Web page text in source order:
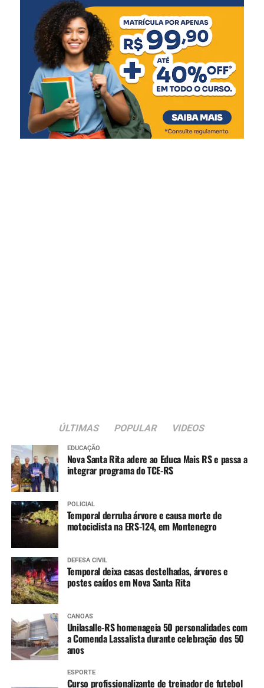
Em relação à construção do dique no bairro São Luiz,
Hampel destaca que será um projeto completamente
novo, e, portanto, estão feitos estudos e discussões em
nível de bacia hidrográfica. “Estamos falando de forma
honesta. Se eu fizer um dique ali, eu alago os demais
municípios. Ou seja, Canoas não decide sozinha sobre a
construção dele. Mas vamos brigar para que seja feito”.
Casas de bombas
Sobre as casas de bombas, o secretário de Obras disse que
temos a parte de engenharia muito bem feita e temos
todas as condições de receber estes recursos”.
ÚLTIMAS POPULAR VIDEOS
EDUCAÇÃO
Nova Santa Rita adere ao Educa Mais RS e passa a
integrar programa do TCE-RS
POLICIAL
Temporal derruba árvore e causa morte de
motociclista na ERS-124, em Montenegro
DEFESA CIVIL
Temporal deixa casas destelhadas, árvores e
postes caídos em Nova Santa Rita
CANOAS
Unilasalle-RS homenageia 50 personalidades com
a Comenda Lassalista durante celebração dos 50
anos
ESPORTE
Curso profissionalizante de treinador de futebol